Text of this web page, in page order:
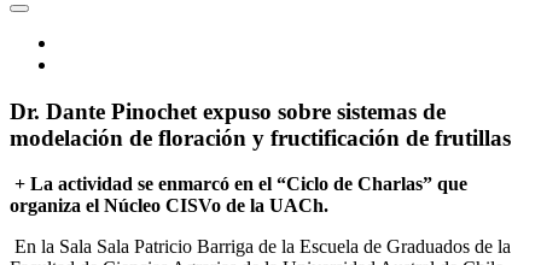
Dr. Dante Pinochet expuso sobre sistemas de
modelación de floración y fructificación de frutillas
+ La actividad se enmarcó en el “Ciclo de Charlas” que
organiza el Núcleo CISVo de la UACh.
En la Sala Sala Patricio Barriga de la Escuela de Graduados de la